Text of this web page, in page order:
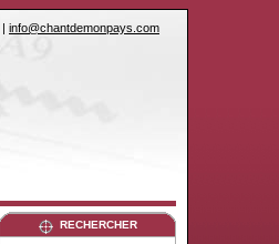
| info@chantdemonpays.com
RECHERCHER